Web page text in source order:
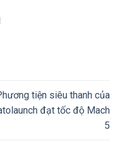
tiện siêu thanh của
đạt tốc độ Mach
5